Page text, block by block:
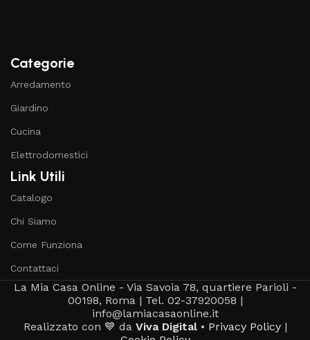
Categorie
Arredamento
Giardino
Cucina
Elettrodomestici
Link Utili
Catalogo
Chi Siamo
Come Funziona
Contattaci
La Mia Casa Online - Via Savoia 78, quartiere Parioli -
00198, Roma | Tel. 02-37920058 |
info@lamiacasaonline.it
Realizzato con 💙 da Viva Digital• Privacy Policy|